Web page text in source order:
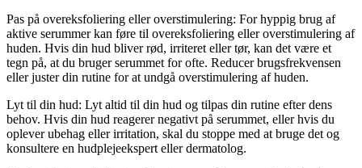
Pas på overeksfoliering eller overstimulering: For hyppig brug af
aktive serummer kan føre til overeksfoliering eller overstimulering af
huden. Hvis din hud bliver rød, irriteret eller tør, kan det være et
tegn på, at du bruger serummet for ofte. Reducer brugsfrekvensen
eller juster din rutine for at undgå overstimulering af huden.
Lyt til din hud: Lyt altid til din hud og tilpas din rutine efter dens
behov. Hvis din hud reagerer negativt på serummet, eller hvis du
oplever ubehag eller irritation, skal du stoppe med at bruge det og
konsultere en hudplejeekspert eller dermatolog.